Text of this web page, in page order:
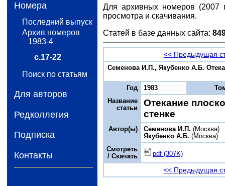
Номера
Последний выпуск
Архив номеров
1983-4
с.17-22
Поиск по статьям
Для авторов
Редколлегия
Подписка
Контакты
Для архивных номеров (2007
просмотра и скачивания.
Статей в базе данных сайта:
<< Предыдущая
Семенова И.П., Якубенко А.Б.
Год 1983
Название
статьи
Отекание
стенке
Автор(ы) Семенова И.П. (Москва)
Якубенко А.Б. (Москва)
Смотреть
/ Скачать
pdf (307K)
<< Предыдущая